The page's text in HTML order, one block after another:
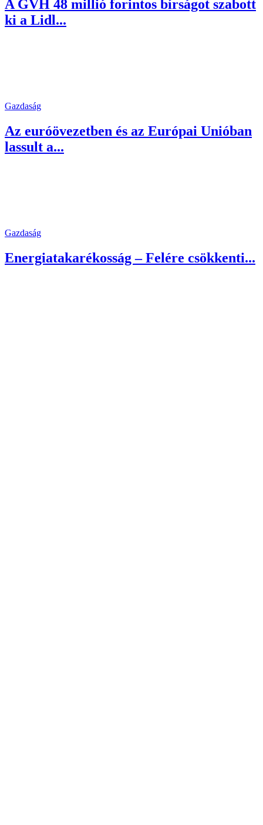
A GVH 48 millió forintos bírságot szabott
ki a Lidl...
Gazdaság
Az euróövezetben és az Európai Unióban
lassult a...
Gazdaság
Energiatakarékosság – Felére csökkenti...